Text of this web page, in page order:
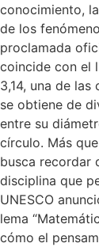
conocimiento,
de los
proclamada
coincide con el
3,14, una de
se obtiene de
entre su
círculo. Más
busca recordar
disciplina que
UNESCO
lema
cómo el